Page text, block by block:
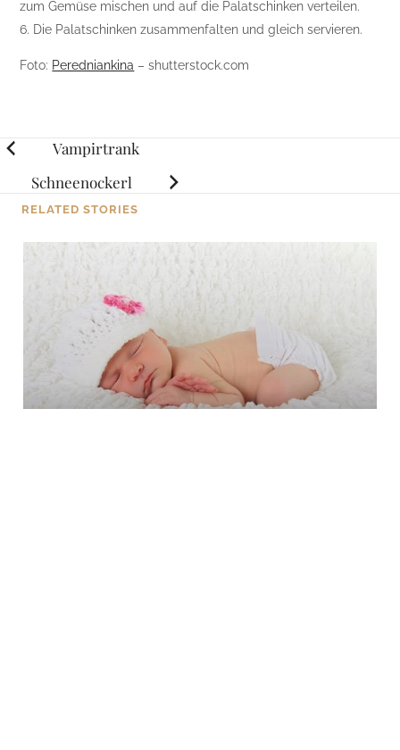
zum Gemüse mischen und auf die Palatschinken verteilen.
6. Die Palatschinken zusammenfalten und gleich servieren.
Foto: Peredniankina – shutterstock.com
Posts
navigation
Vampirtrank
Schneenockerl
RELATED STORIES